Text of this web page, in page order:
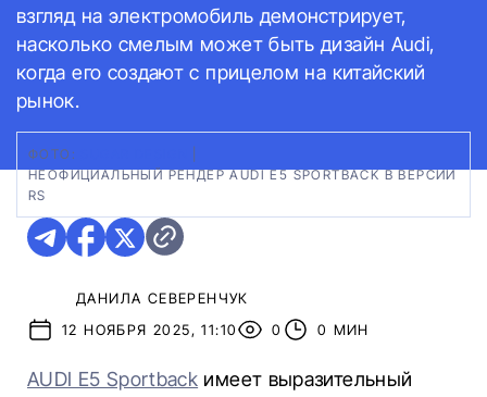
взгляд на электромобиль демонстрирует,
насколько смелым может быть дизайн Audi,
когда его создают с прицелом на китайский
рынок.
ФОТО:
НЕОФИЦИАЛЬНЫЙ РЕНДЕР AUDI E5 SPORTBACK В ВЕРСИИ
RS
ДАНИЛА СЕВЕРЕНЧУК
12 НОЯБРЯ 2025, 11:10
0 0 МИН
AUDI E5 Sportback имеет выразительный